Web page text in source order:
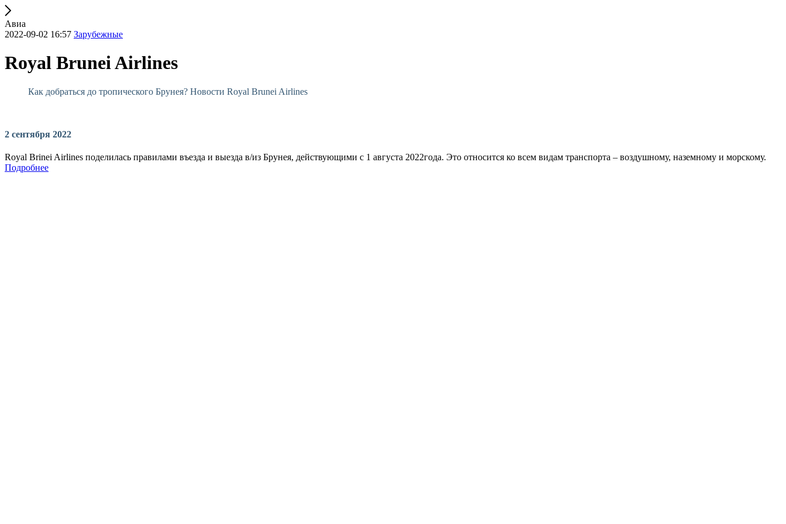
Авиа
2022-09-02 16:57 Зарубежные
Royal Brunei Airlines
Как добраться до тропического Брунея? Новости Royal Brunei Airlines
2 сентября 2022
Royal Brinei Airlines поделилась правилами въезда и выезда в/из Брунея, действующими с 1 августа 2022года. Это относится ко всем видам транспорта – воздушному, наземному и морскому.
Подробнее